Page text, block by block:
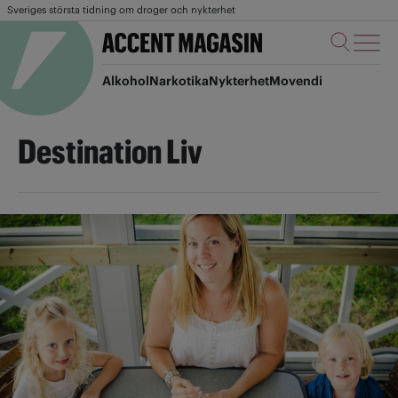
Sveriges största tidning om droger och nykterhet
AlkoholNarkotikaNykterhetMovendi
Destination Liv